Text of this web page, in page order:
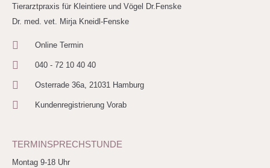
Tierarztpraxis für Kleintiere und Vögel Dr.Fenske
Dr. med. vet. Mirja Kneidl-Fenske
Online Termin
040 - 72 10 40 40
Osterrade 36a, 21031 Hamburg
Kundenregistrierung Vorab
TERMINSPRECHSTUNDE
Montag 9-18 Uhr